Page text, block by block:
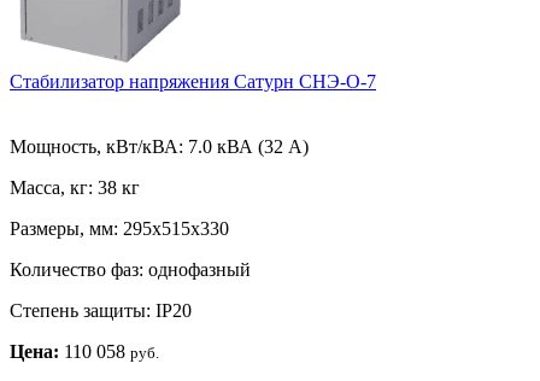
Стабилизатор напряжения Сатурн СНЭ-О-7
Мощность, кВт/кВА: 7.0 кВА (32 А)
Масса, кг: 38 кг
Размеры, мм: 295х515х330
Количество фаз: однофазный
Степень защиты: IP20
Цена: 110 058 руб.